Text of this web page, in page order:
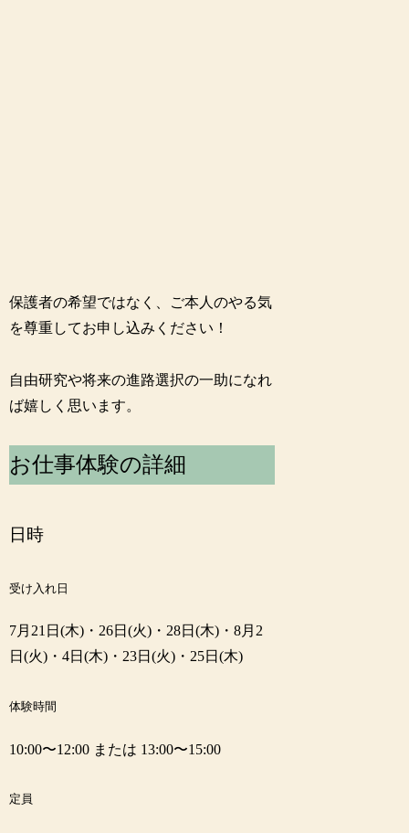
保護者の希望ではなく、
ご本人のやる気
を尊重してお申し込みください！
自由研究や将来の進路選択の一助になれ
ば嬉しく思います。
お仕事体験の詳細
日時
受け入れ日
7月21日(木)・26日(火)・28日(木)・8月2
日(火)・4日(木)・23日(火)・25日(木)
体験時間
10:00〜12:00 または 13:00〜15:00
定員